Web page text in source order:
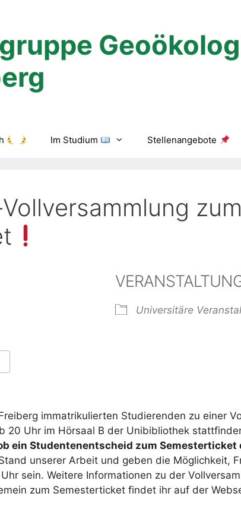
Im Studium Stellenangebote
zum
Universitäre
immatrikulierten Studierenden zu einer
20 Uhr im Hörsaal B der Unibibliothek
ein Studentenentscheid zum
unserer Arbeit und geben die Möglichkeit,
sein. Weitere Informationen zu der
zum Semesterticket findet ihr auf der